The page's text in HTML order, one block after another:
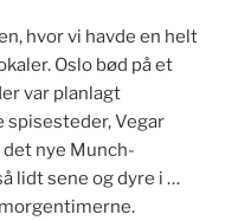
hvor vi havde en helt
Oslo bød på et
var planlagt
Vegar
nye Munch-
lidt sene og dyre i …